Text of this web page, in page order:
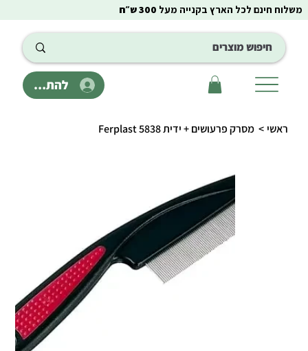
להתחבר
משלוח חינם לכל הארץ בקנייה מעל 300 ש״ח
ראשי > מסרק פרעושים + ידית 5838 Ferplast